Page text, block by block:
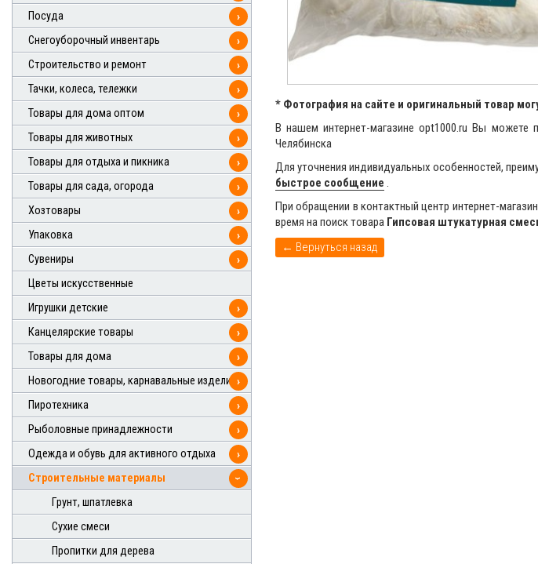
Посуда
›
Снегоуборочный инвентарь
›
Строительство и ремонт
›
Тачки, колеса, тележки
›
Товары для дома оптом
›
Товары для животных
›
Товары для отдыха и пикника
›
Товары для сада, огорода
›
Хозтовары
›
Упаковка
›
Сувениры
›
Цветы искусственные
Игрушки детские
›
Канцелярские товары
›
Товары для дома
›
Новогодние товары, карнавальные изделия ›
Пиротехника
›
Рыболовные принадлежности
›
Одежда и обувь для активного отдыха
›
Строительные материалы
›
Грунт, шпатлевка
Сухие смеси
Пропитки для дерева
* Фотография на сайте и оригинальный товар
В нашем интернет-магазине opt1000.ru Вы можете
Челябинска
Для уточнения индивидуальных особенностей,
быстрое сообщение .
При обращении в контактный центр интернет-
время на поиск товара Гипсовая штукатурная